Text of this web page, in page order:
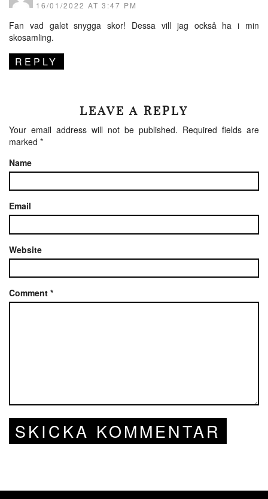
16/01/2022 AT 3:47 PM
Fan vad galet snygga skor! Dessa vill jag också ha i min
skosamling.
REPLY
LEAVE A REPLY
Your email address will not be published. Required fields are
marked *
Name
Email
Website
Comment *
SKICKA KOMMENTAR